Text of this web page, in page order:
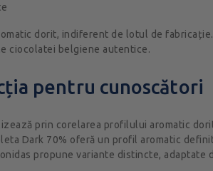
dorit, indiferent de lotul de
ciocolatei belgiene autentice.
pentru cunoscători
prin corelarea profilului aromatic
Dark 70% oferă un profil aromatic
propune variante distincte, adaptate